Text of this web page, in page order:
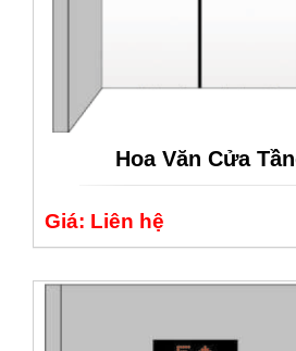
Hoa Văn Cửa
Giá: Liên hệ